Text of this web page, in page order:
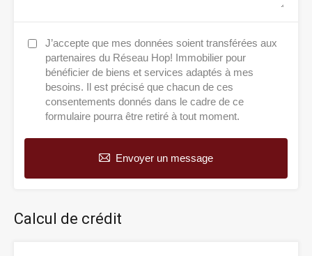
J’accepte que mes données soient transférées aux
partenaires du Réseau Hop! Immobilier pour
bénéficier de biens et services adaptés à mes
besoins. Il est précisé que chacun de ces
consentements donnés dans le cadre de ce
formulaire pourra être retiré à tout moment.
Envoyer un message
Calcul de crédit